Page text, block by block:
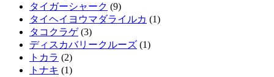
タイガーシャーク (9)
タイヘイヨウマダライルカ (1)
タコクラゲ(3)
ディスカバリークルーズ (1)
トカラ (2)
トナキ (1)